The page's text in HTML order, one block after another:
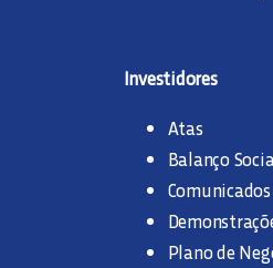
Investidores
Atas
Balanço
Comunicados
Plano de